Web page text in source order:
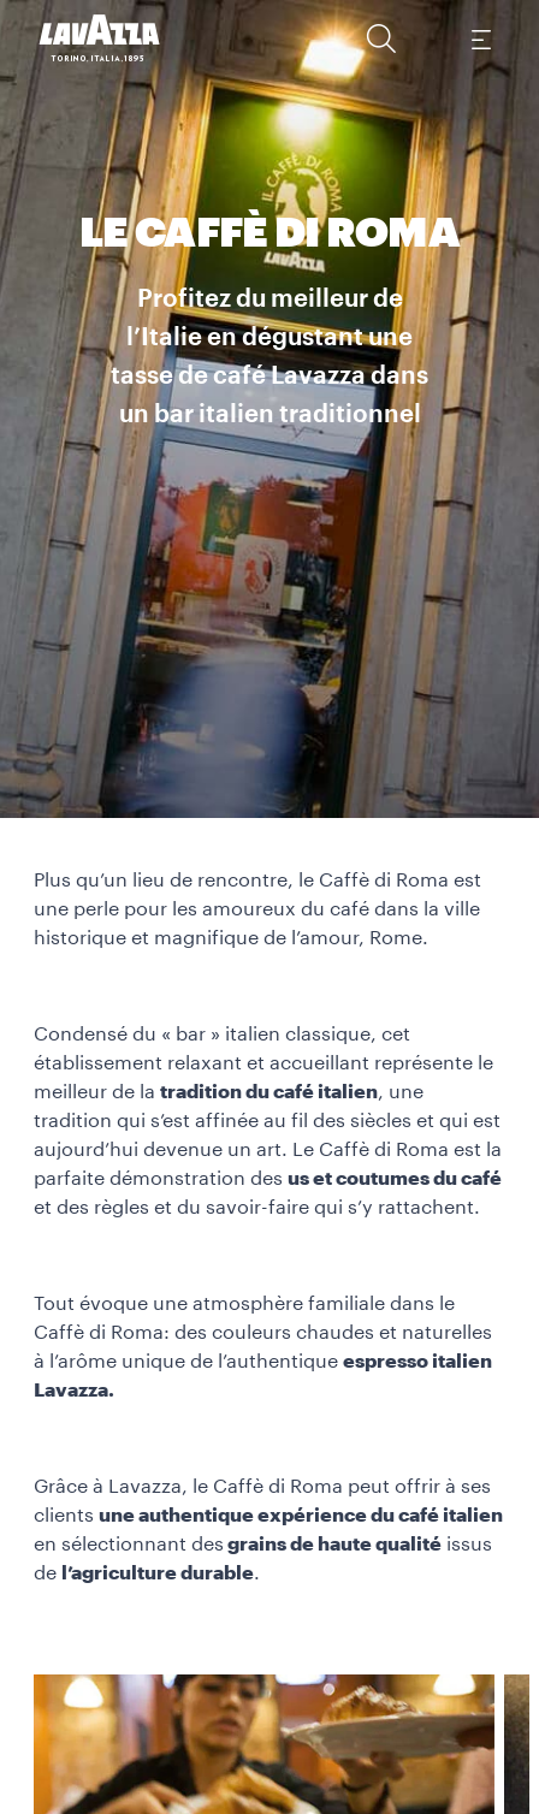
LE CAFFÈ DI ROMA
Profitez du meilleur de
l’Italie en dégustant une
tasse de café Lavazza dans
un bar italien traditionnel
Plus qu’un lieu de rencontre, le Caffè di Roma est
une perle pour les amoureux du café dans la ville
historique et magnifique de l’amour, Rome.
Condensé du « bar » italien classique, cet
établissement relaxant et accueillant représente le
meilleur de la tradition du café italien, une
tradition qui s’est affinée au fil des siècles et qui est
aujourd’hui devenue un art. Le Caffè di Roma est la
parfaite démonstration des us et coutumes du café
et des règles et du savoir-faire qui s’y rattachent.
Tout évoque une atmosphère familiale dans le
Caffè di Roma: des couleurs chaudes et naturelles
à l’arôme unique de l’authentique espresso italien
Lavazza.
Grâce à Lavazza, le Caffè di Roma peut offrir à ses
clients une authentique expérience du café italien
en sélectionnant des grains de haute qualité issus
de
l’agriculture durable.